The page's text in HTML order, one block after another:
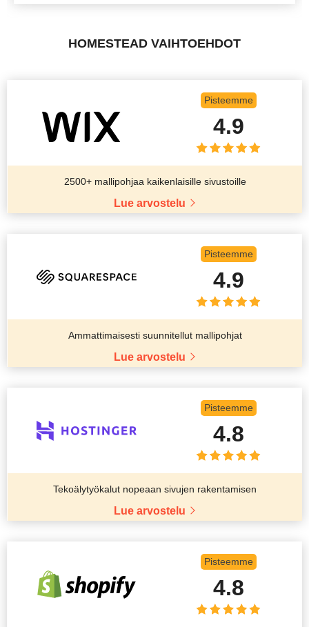
HOMESTEAD VAIHTOEHDOT
Pisteemme
4.9
2500+ mallipohjaa kaikenlaisille sivustoille
Lue arvostelu
Pisteemme
4.9
Ammattimaisesti suunnitellut mallipohjat
Lue arvostelu
Pisteemme
4.8
Tekoälytyökalut nopeaan sivujen rakentamisen
Lue arvostelu
Pisteemme
4.8